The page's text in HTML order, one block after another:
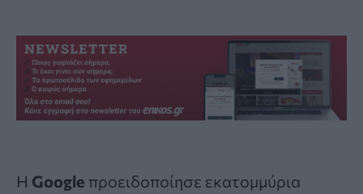
Η Google προειδοποίησε εκατομμύρια